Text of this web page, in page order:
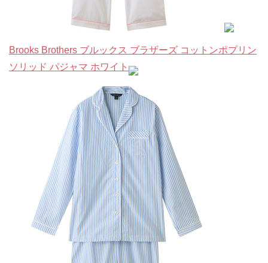
Brooks Brothers ブルックス ブラザーズ コットンポプリン
ソリッド パジャマ ホワイト